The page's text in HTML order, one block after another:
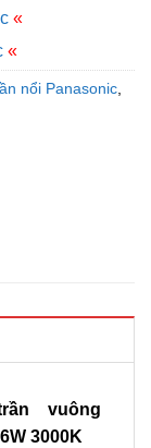
«
«
nổi Panasonic
vuông
3000K